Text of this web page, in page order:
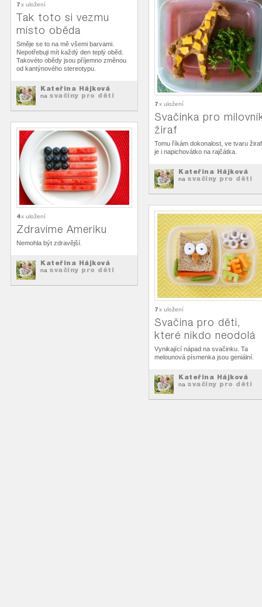
7x uložení
Tak toto si vezmu
místo oběda
Směje se to na mě všemi barvami.
Nepotřebuji mít každý den teplý oběd.
Takovéto obědy jsou příjemno změnou
od kantýnového stereotypu.
Kateřina Hájková
na svačiny pro děti
7x uložení
Svačinka pro
žiraf
Tomu říkám dokonalost, ve tvaru
je i napichovátko na rajčátka.
Kateřina Hájková
na svačiny pro děti
4x uložení
Zdravíme Ameriku
Nemohla být zdravější.
Kateřina Hájková
na svačiny pro děti
7x uložení
Svačina pro děti,
které nikdo neodolá
Vynikající nápad na svačinku. Ta
melounová písmenka jsou geniální.
Kateřina Hájková
na svačiny pro děti